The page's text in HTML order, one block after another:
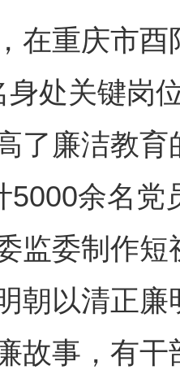
重庆市酉
身处关键岗
了廉洁教
5000余名
监委制作
朝以清正
故事，有干